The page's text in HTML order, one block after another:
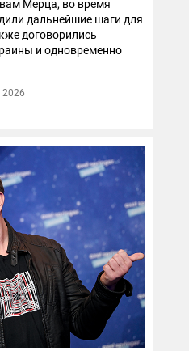
Мерца, во время
дальнейшие шаги для
договорились
и одновременно
2026